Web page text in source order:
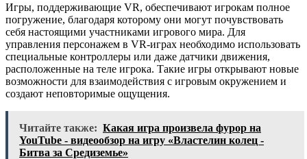
Игры, поддерживающие VR, обеспечивают игрокам полное
погружение, благодаря которому они могут почувствовать
себя настоящими участниками игрового мира. Для
управления персонажем в VR-играх необходимо использовать
специальные контроллеры или даже датчики движения,
расположенные на теле игрока. Такие игры открывают новые
возможности для взаимодействия с игровым окружением и
создают неповторимые ощущения.
Читайте также: Какая игра произвела фурор на
YouTube - видеообзор на игру «Властелин колец -
Битва за Средиземье»